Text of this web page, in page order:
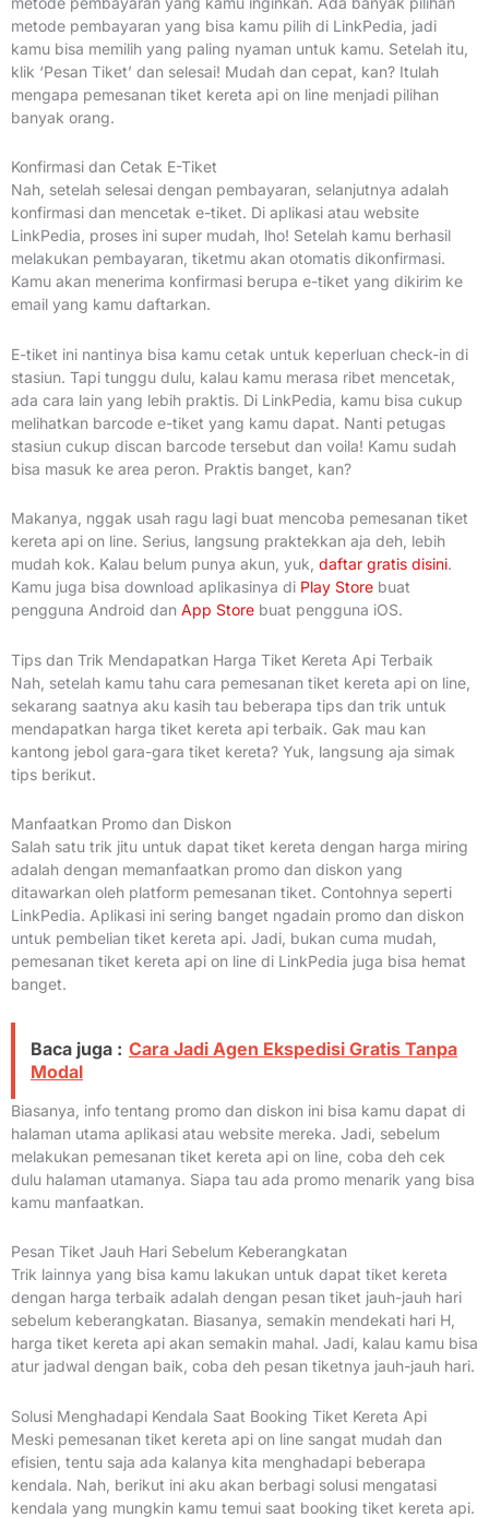
metode pembayaran yang bisa kamu pilih di LinkPedia, jadi
kamu bisa memilih yang paling nyaman untuk kamu. Setelah itu,
klik ‘Pesan Tiket’ dan selesai! Mudah dan cepat, kan? Itulah
mengapa pemesanan tiket kereta api on line menjadi pilihan
banyak orang.
Konfirmasi dan Cetak E-Tiket
Nah, setelah selesai dengan pembayaran, selanjutnya adalah
konfirmasi dan mencetak e-tiket. Di aplikasi atau website
LinkPedia, proses ini super mudah, lho! Setelah kamu berhasil
melakukan pembayaran, tiketmu akan otomatis dikonfirmasi.
Kamu akan menerima konfirmasi berupa e-tiket yang dikirim ke
email yang kamu daftarkan.
E-tiket ini nantinya bisa kamu cetak untuk keperluan check-in di
stasiun. Tapi tunggu dulu, kalau kamu merasa ribet mencetak,
ada cara lain yang lebih praktis. Di LinkPedia, kamu bisa cukup
melihatkan barcode e-tiket yang kamu dapat. Nanti petugas
stasiun cukup discan barcode tersebut dan voila! Kamu sudah
bisa masuk ke area peron. Praktis banget, kan?
Makanya, nggak usah ragu lagi buat mencoba pemesanan tiket
kereta api on line. Serius, langsung praktekkan aja deh, lebih
mudah kok. Kalau belum punya akun, yuk, daftar gratis disini.
Kamu juga bisa download aplikasinya di Play Store buat
pengguna Android dan App Store buat pengguna iOS.
Tips dan Trik Mendapatkan Harga Tiket Kereta Api Terbaik
Nah, setelah kamu tahu cara pemesanan tiket kereta api on line,
sekarang saatnya aku kasih tau beberapa tips dan trik untuk
mendapatkan harga tiket kereta api terbaik. Gak mau kan
kantong jebol gara-gara tiket kereta? Yuk, langsung aja simak
tips berikut.
Manfaatkan Promo dan Diskon
Salah satu trik jitu untuk dapat tiket kereta dengan harga miring
adalah dengan memanfaatkan promo dan diskon yang
ditawarkan oleh platform pemesanan tiket. Contohnya seperti
LinkPedia. Aplikasi ini sering banget ngadain promo dan diskon
untuk pembelian tiket kereta api. Jadi, bukan cuma mudah,
pemesanan tiket kereta api on line di LinkPedia juga bisa hemat
banget.
Baca juga : Cara Jadi Agen Ekspedisi Gratis Tanpa
Modal
Biasanya, info tentang promo dan diskon ini bisa kamu dapat di
halaman utama aplikasi atau website mereka. Jadi, sebelum
melakukan pemesanan tiket kereta api on line, coba deh cek
dulu halaman utamanya. Siapa tau ada promo menarik yang bisa
kamu manfaatkan.
Pesan Tiket Jauh Hari Sebelum Keberangkatan
Trik lainnya yang bisa kamu lakukan untuk dapat tiket kereta
dengan harga terbaik adalah dengan pesan tiket jauh-jauh hari
sebelum keberangkatan. Biasanya, semakin mendekati hari H,
harga tiket kereta api akan semakin mahal. Jadi, kalau kamu bisa
atur jadwal dengan baik, coba deh pesan tiketnya jauh-jauh hari.
Solusi Menghadapi Kendala Saat Booking Tiket Kereta Api
Meski pemesanan tiket kereta api on line sangat mudah dan
efisien, tentu saja ada kalanya kita menghadapi beberapa
kendala. Nah, berikut ini aku akan berbagi solusi mengatasi
kendala yang mungkin kamu temui saat booking tiket kereta api.